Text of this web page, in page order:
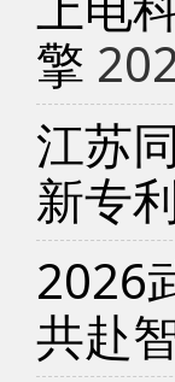
擎
江苏
新专
2026
共赴